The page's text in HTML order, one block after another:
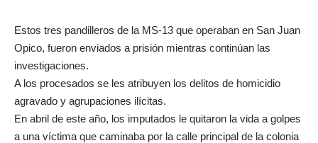
Estos tres pandilleros de la MS-13 que operaban en San Juan
Opico, fueron enviados a prisión mientras continúan las
investigaciones.
A los procesados se les atribuyen los delitos de homicidio
agravado y agrupaciones ilícitas.
En abril de este año, los imputados le quitaron la vida a golpes
a una víctima que caminaba por la calle principal de la colonia